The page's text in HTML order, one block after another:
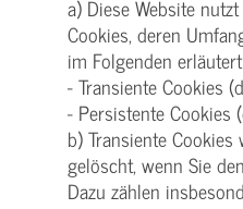
a) Diese Website
Cookies, deren
im Folgenden
- Transiente Cookies
- Persistente Cookies
b) Transiente
gelöscht, wenn Sie
Dazu zählen